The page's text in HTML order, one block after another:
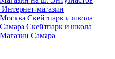
Интернет-магазин
Москва Скейтпарк и школа
Самара Скейтпарк и школа
Магазин Самара